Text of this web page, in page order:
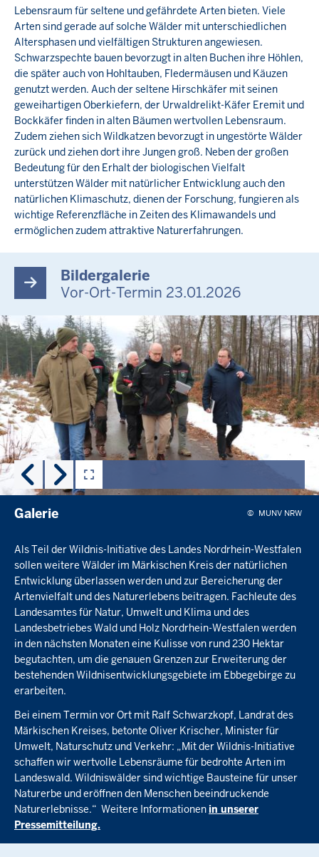
Lebensraum für seltene und gefährdete Arten bieten. Viele
Arten sind gerade auf solche Wälder mit unterschiedlichen
Altersphasen und vielfältigen Strukturen angewiesen.
Schwarzspechte bauen bevorzugt in alten Buchen ihre Höhlen,
die später auch von Hohltauben, Fledermäusen und Käuzen
genutzt werden. Auch der seltene Hirschkäfer mit seinen
geweihartigen Oberkiefern, der Urwaldrelikt-Käfer Eremit und
Bockkäfer finden in alten Bäumen wertvollen Lebensraum.
Zudem ziehen sich Wildkatzen bevorzugt in ungestörte Wälder
zurück und ziehen dort ihre Jungen groß. Neben der großen
Bedeutung für den Erhalt der biologischen Vielfalt
unterstützen Wälder mit natürlicher Entwicklung auch den
natürlichen Klimaschutz, dienen der Forschung, fungieren als
wichtige Referenzfläche in Zeiten des Klimawandels und
ermöglichen zudem attraktive Naturerfahrungen.
Bildergalerie
Vor-Ort-Termin 23.01.2026
Navigationshinweise
zur
Galerie
Benutze
im
nächsten
Element
die
Pfeiltasten
links
und
rechts
zum
Blättern
der
Galerie
Galerie © MUNV NRW
Als Teil der Wildnis-Initiative des Landes Nordrhein-Westfalen
sollen weitere Wälder im Märkischen Kreis der natürlichen
Entwicklung überlassen werden und zur Bereicherung der
Artenvielfalt und des Naturerlebens beitragen. Fachleute des
Landesamtes für Natur, Umwelt und Klima und des
Landesbetriebes Wald und Holz Nordrhein-Westfalen werden
in den nächsten Monaten eine Kulisse von rund 230 Hektar
begutachten, um die genauen Grenzen zur Erweiterung der
bestehenden Wildnisentwicklungsgebiete im Ebbegebirge zu
erarbeiten.
Bei einem Termin vor Ort mit Ralf Schwarzkopf, Landrat des
Märkischen Kreises, betonte Oliver Krischer, Minister für
Umwelt, Naturschutz und Verkehr: „Mit der Wildnis-Initiative
schaffen wir wertvolle Lebensräume für bedrohte Arten im
Landeswald. Wildniswälder sind wichtige Bausteine für unser
Naturerbe und eröffnen den Menschen beeindruckende
Naturerlebnisse.“ Weitere Informationen in unserer
Pressemitteilung.